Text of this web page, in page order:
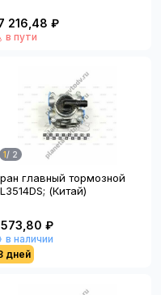
216,48 ₽
в пути
1/ 2
главный тормозной
(Китай)
₽
в наличии
дней